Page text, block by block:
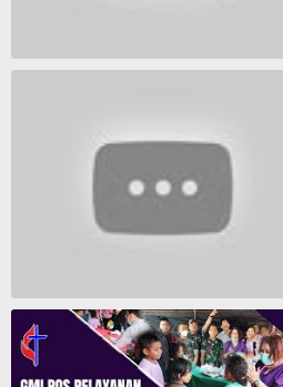
Lagu Timur yang Paling 2022